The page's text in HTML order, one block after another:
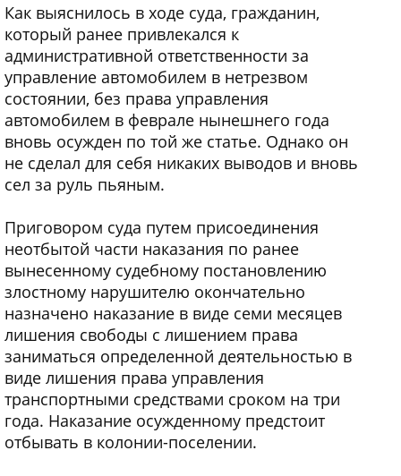
Как выяснилось в ходе суда, гражданин,
который ранее привлекался к
административной ответственности за
управление автомобилем в нетрезвом
состоянии, без права управления
автомобилем в феврале нынешнего года
вновь осужден по той же статье. Однако он
не сделал для себя никаких выводов и вновь
сел за руль пьяным.
Приговором суда путем присоединения
неотбытой части наказания по ранее
вынесенному судебному постановлению
злостному нарушителю окончательно
назначено наказание в виде семи месяцев
лишения свободы с лишением права
заниматься определенной деятельностью в
виде лишения права управления
транспортными средствами сроком на три
года. Наказание осужденному предстоит
отбывать в колонии-поселении.